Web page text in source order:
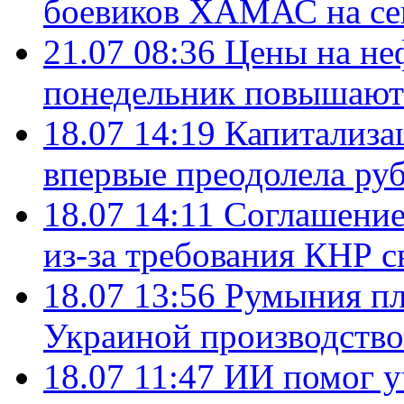
боевиков ХАМАС на
21.07 08:36 Цены на
понедельник
18.07 14:19
впервые преодолела
18.07 14:11
из-за требования КНР
18.07 13:56 Румыния
Украиной
18.07 11:47 ИИ помог